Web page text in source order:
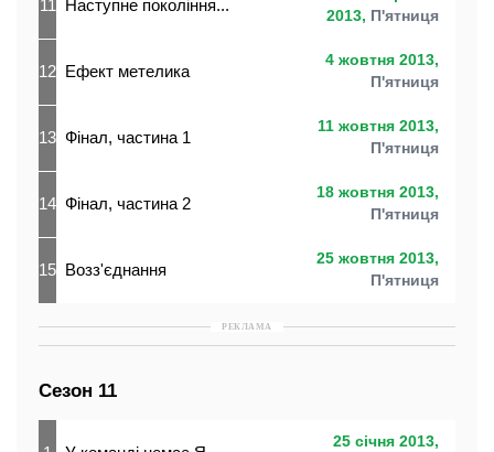
11 Наступне покоління...
2013, П'ятниця
12 Ефект метелика
4 жовтня 2013,
П'ятниця
13 Фінал, частина 1
11 жовтня 2013,
П'ятниця
14 Фінал, частина 2
18 жовтня 2013,
П'ятниця
15 Возз'єднання
25 жовтня 2013,
П'ятниця
РЕКЛАМА
Сезон 11
25 січня 2013,